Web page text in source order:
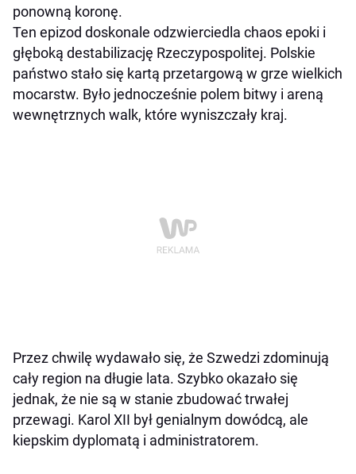
ponowną koronę.
Ten epizod doskonale odzwierciedla chaos epoki i
głęboką destabilizację Rzeczypospolitej. Polskie
państwo stało się kartą przetargową w grze wielkich
mocarstw. Było jednocześnie polem bitwy i areną
wewnętrznych walk, które wyniszczały kraj.
Przez chwilę wydawało się, że Szwedzi zdominują
cały region na długie lata. Szybko okazało się
jednak, że nie są w stanie zbudować trwałej
przewagi. Karol XII był genialnym dowódcą, ale
kiepskim dyplomatą i administratorem.